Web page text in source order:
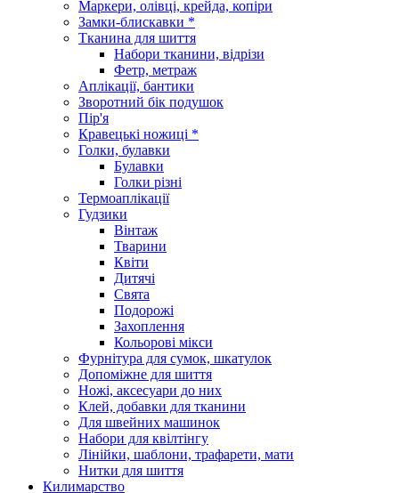
Маркери, олівці, крейда, копіри
Замки-блискавки *
Тканина для шиття
Набори тканини, відрізи
Фетр, метраж
Аплікації, бантики
Зворотний бік подушок
Пір'я
Кравецькі ножиці *
Голки, булавки
Булавки
Голки різні
Термоаплікації
Гудзики
Вінтаж
Тварини
Квіти
Дитячі
Свята
Подорожі
Захоплення
Кольорові мікси
Фурнітура для сумок, шкатулок
Допоміжне для шиття
Ножі, аксесуари до них
Клей, добавки для тканини
Для швейних машинок
Набори для квілтінгу
Лінійки, шаблони, трафарети, мати
Нитки для шиття
Килимарство